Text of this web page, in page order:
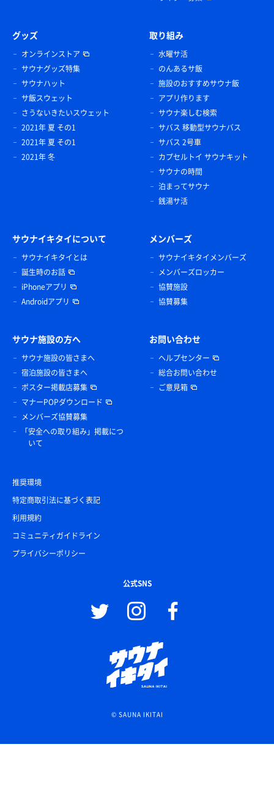
グッズ
オンラインストア
サウナグッズ特集
サウナハット
サ飯スウェット
さうないきたいスウェット
2021年 夏 その1
2021年 夏 その1
2021年 冬
取り組み
水曜サ活
のんあるサ飯
施設のおすすめサウナ飯
アプリ作ります
サウナ楽しむ検索
サバス 移動型サウナバス
サバス 2号車
カプセルトイ サウナキット
サウナの時間
泊まってサウナ
銭湯サ活
サウナイキタイについて
サウナイキタイとは
誕生時のお話
iPhoneアプリ
Androidアプリ
メンバーズ
サウナイキタイメンバーズ
メンバーズロッカー
協賛施設
協賛募集
サウナ施設の方へ
サウナ施設の皆さまへ
宿泊施設の皆さまへ
ポスター掲載店募集
マナーPOPダウンロード
メンバーズ協賛募集
「安全への取り組み」掲載につ
いて
お問い合わせ
ヘルプセンター
総合お問い合わせ
ご意見箱
推奨環境
特定商取引法に基づく表記
利用規約
コミュニティガイドライン
プライバシーポリシー
公式SNS
© SAUNA IKITAI